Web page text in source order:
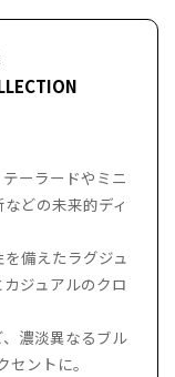
ーラードやミニ
どの未来的ディ
備えたラグジュ
ジュアルのクロ
濃淡異なるブル
ントに。